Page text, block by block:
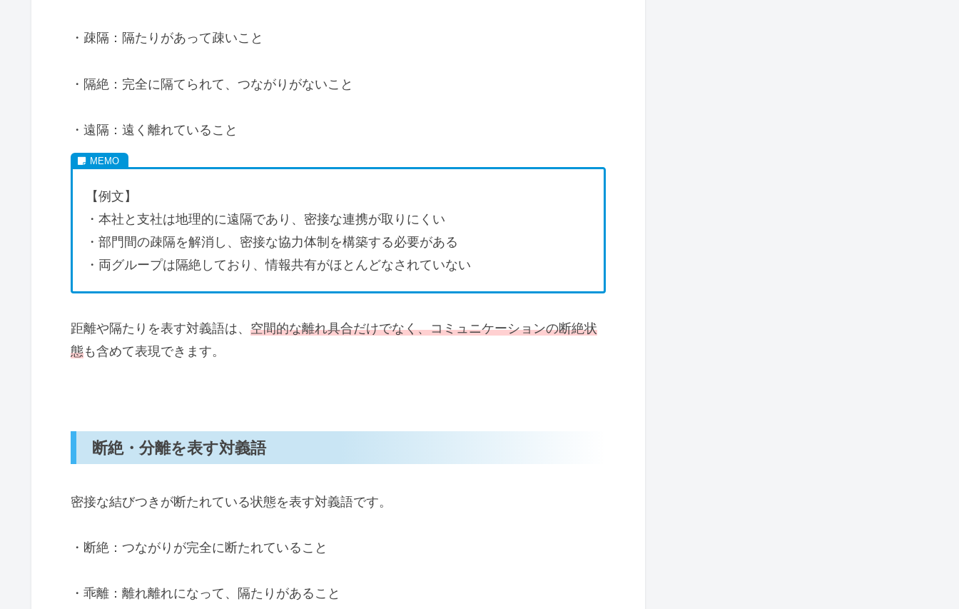
・疎隔：隔たりがあって疎いこと
・隔絶：完全に隔てられて、つながりがないこと
・遠隔：遠く離れていること
【例文】
・本社と支社は地理的に遠隔であり、密接な連携が取りにくい
・部門間の疎隔を解消し、密接な協力体制を構築する必要がある
・両グループは隔絶しており、情報共有がほとんどなされていない
距離や隔たりを表す対義語は、 空間的な離れ具合だけでなく、コミュニケーションの断絶状
態も含めて表現できます。
断絶・分離を表す対義語
密接な結びつきが断たれている状態を表す対義語です。
・断絶：つながりが完全に断たれていること
・乖離：離れ離れになって、隔たりがあること